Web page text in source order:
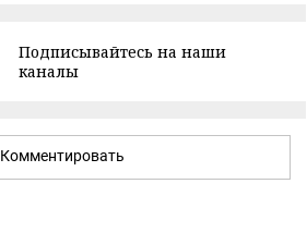
Подписывайтесь на наши
каналы
Комментировать